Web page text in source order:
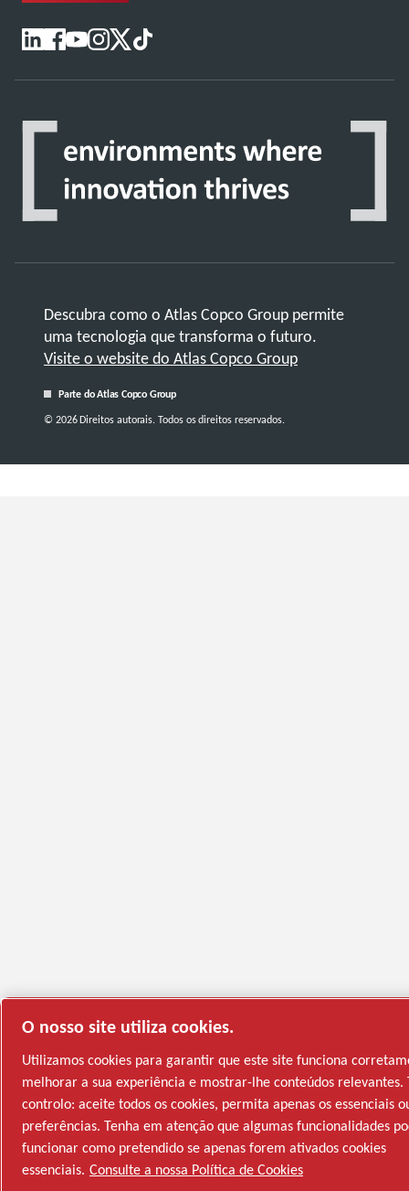
Descubra como o Atlas Copco Group permite
uma tecnologia que transforma o futuro.
Visite o website do Atlas Copco Group
Parte do Atlas Copco Group
© 2026 Direitos autorais. Todos os direitos reservados.
O nosso site utiliza cookies.
Utilizamos cookies para garantir que este site funciona
melhorar a sua experiência e mostrar-lhe conteúdos relevantes.
controlo: aceite todos os cookies, permita apenas os essenciais
preferências. Tenha em atenção que algumas funcionalidades
funcionar como pretendido se apenas forem ativados cookies
essenciais. Consulte a nossa Política de Cookies